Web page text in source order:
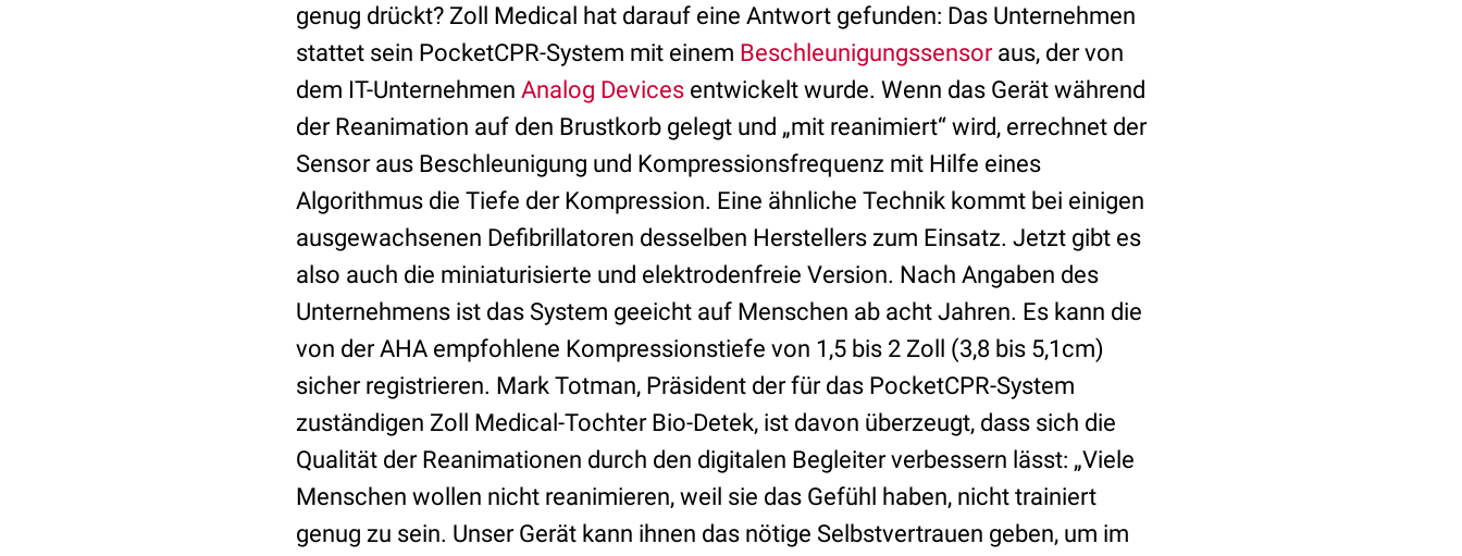
genug drückt? Zoll Medical hat darauf eine Antwort gefunden: Das Unternehmen
stattet sein PocketCPR-System mit einem Beschleunigungssensoraus, der von
dem IT-Unternehmen Analog Devices entwickelt wurde. Wenn das Gerät während
der Reanimation auf den Brustkorb gelegt und „mit reanimiert“ wird, errechnet der
Sensor aus Beschleunigung und Kompressionsfrequenz mit Hilfe eines
Algorithmus die Tiefe der Kompression. Eine ähnliche Technik kommt bei einigen
ausgewachsenen Defibrillatoren desselben Herstellers zum Einsatz. Jetzt gibt es
also auch die miniaturisierte und elektrodenfreie Version. Nach Angaben des
Unternehmens ist das System geeicht auf Menschen ab acht Jahren. Es kann die
von der AHA empfohlene Kompressionstiefe von 1,5 bis 2 Zoll (3,8 bis 5,1cm)
sicher registrieren. Mark Totman, Präsident der für das PocketCPR-System
zuständigen Zoll Medical-Tochter Bio-Detek, ist davon überzeugt, dass sich die
Qualität der Reanimationen durch den digitalen Begleiter verbessern lässt: „Viele
Menschen wollen nicht reanimieren, weil sie das Gefühl haben, nicht trainiert
genug zu sein. Unser Gerät kann ihnen das nötige Selbstvertrauen geben, um im